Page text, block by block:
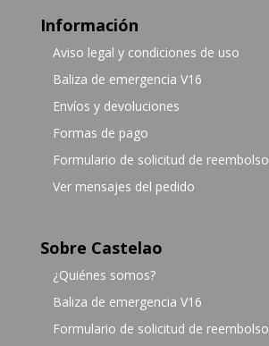
Información
Aviso legal y condiciones de uso
Baliza de emergencia V16
Envíos y devoluciones
Formas de pago
Formulario de solicitud de reembolso
Ver mensajes del pedido
Sobre Castelao
¿Quiénes somos?
Baliza de emergencia V16
Formulario de solicitud de reembolso